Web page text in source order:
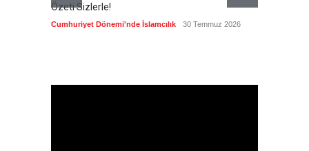
Özeti Sizlerle!
Cumhuriyet Dönemi'nde İslamcılık 30 Temmuz 2026